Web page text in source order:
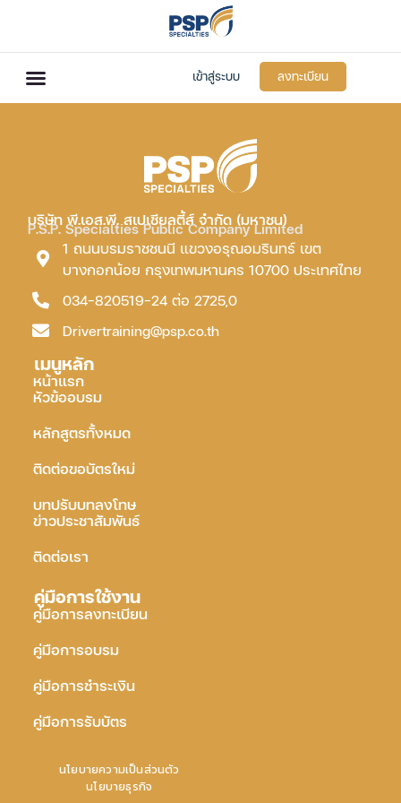
เข้าสู่ระบบ ลงทะเบียน
บริษัท พี.เอส.พี. สเปเชียลตี้ส์ จำกัด (มหาชน)
P.S.P. Specialties Public Company Limited
1 ถนนบรมราชชนนี แขวงอรุณอมรินทร์ เขต
บางกอกน้อย กรุงเทพมหานคร 10700 ประเทศไทย
034-820519-24 ต่อ 2725,0
Drivertraining@psp.co.th
เมนูหลัก
หน้าแรก
หัวข้ออบรม
หลักสูตรทั้งหมด
ติดต่อขอบัตรใหม่
บทปรับบทลงโทษ
ข่าวประชาสัมพันธ์
ติดต่อเรา
คู่มือการใช้งาน
คู่มือการลงทะเบียน
คู่มือการอบรม
คู่มือการชำระเงิน
คู่มือการรับบัตร
นโยบายความเป็นส่วนตัว
นโยบายธุรกิจ